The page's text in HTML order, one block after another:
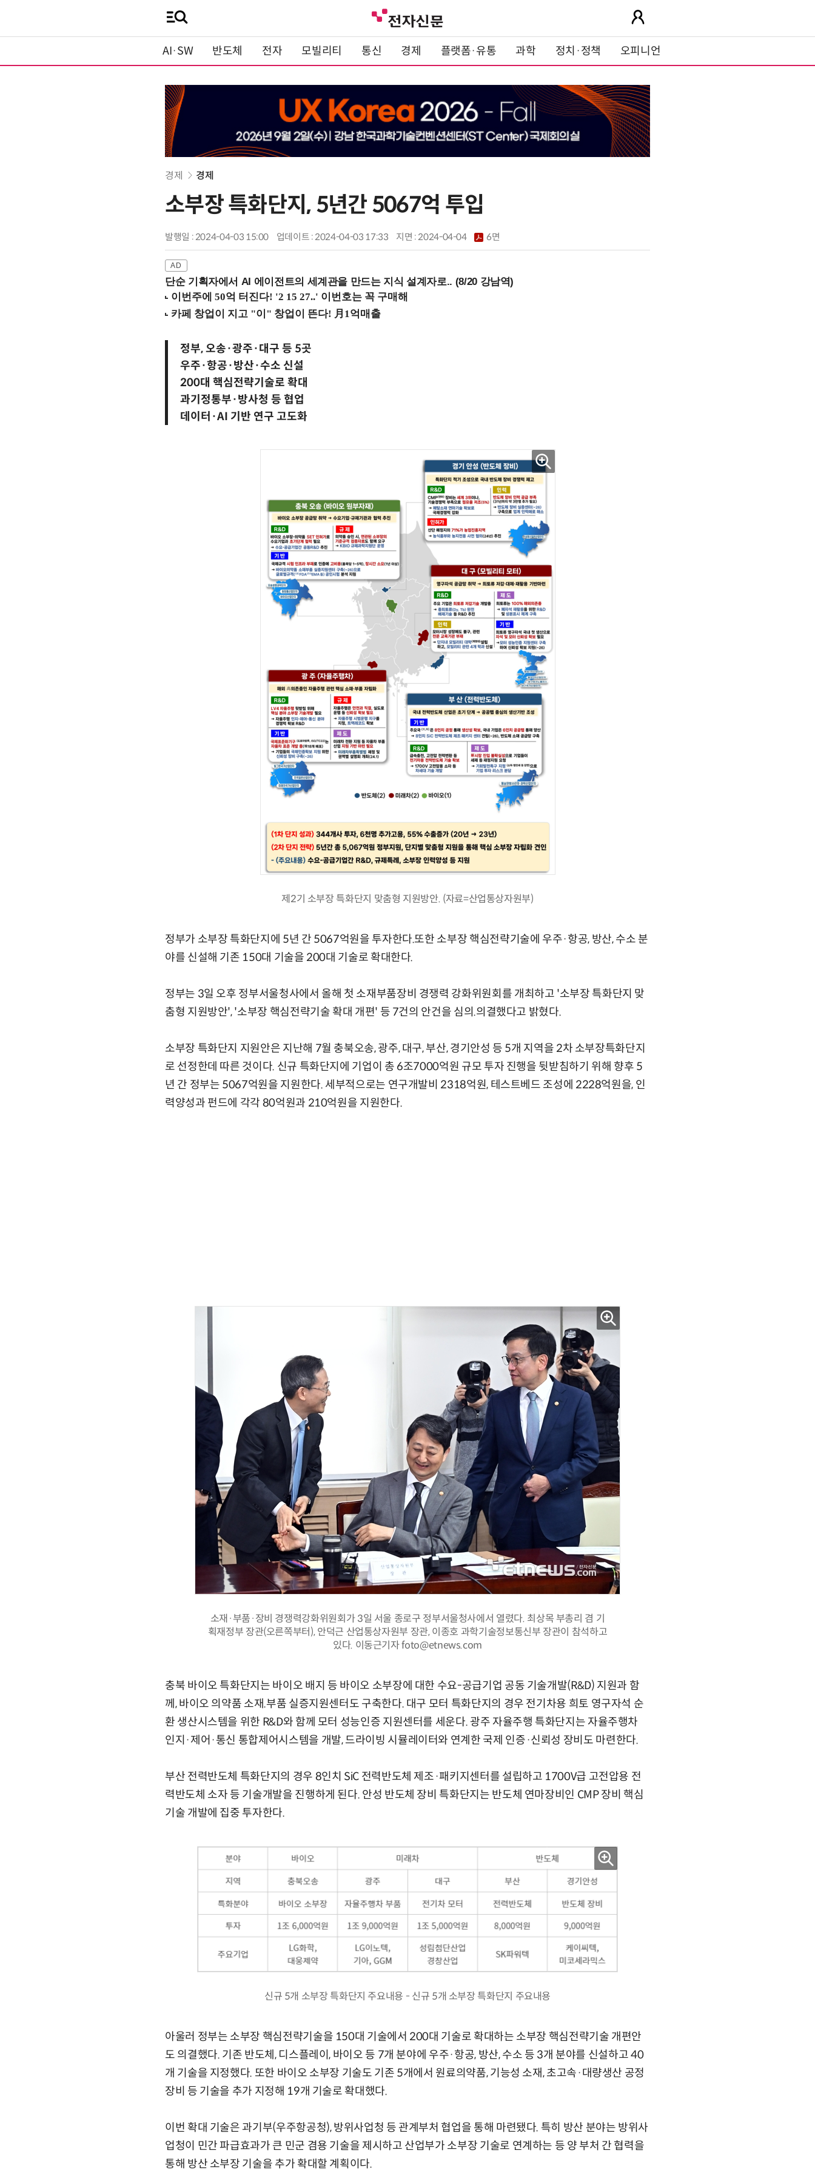
AI·SW 반도체 전자 모빌리티 통신 경제 플랫폼·유통 과학 정치·정책 오피니언
경제 경제
소부장 특화단지, 5년간 5067억 투입
발행일 : 2024-04-03 15:00 업데이트 : 2024-04-03 17:33 지면 :2024-04-04 6면
단순 기획자에서 AI 에이전트의 세계관을 만드는 지식 설계자로.. (8/20 강남역)
정부, 오송·광주·대구 등 5곳
우주·항공·방산·수소 신설
200대 핵심전략기술로 확대
과기정통부·방사청 등 협업
데이터·AI 기반 연구 고도화
제2기 소부장 특화단지 맞춤형 지원방안. (자료=산업통상자원부)
정부가 소부장 특화단지에 5년 간 5067억원을 투자한다.또한 소부장 핵심전략기술에 우주·항공, 방산, 수소 분
야를 신설해 기존 150대 기술을 200대 기술로 확대한다.
정부는 3일 오후 정부서울청사에서 올해 첫 소재부품장비 경쟁력 강화위원회를 개최하고 '소부장 특화단지 맞
춤형 지원방안', '소부장 핵심전략기술 확대 개편' 등 7건의 안건을 심의.의결했다고 밝혔다.
소부장 특화단지 지원안은 지난해 7월 충북오송, 광주, 대구, 부산, 경기안성 등 5개 지역을 2차 소부장특화단지
로 선정한데 따른 것이다. 신규 특화단지에 기업이 총 6조7000억원 규모 투자 진행을 뒷받침하기 위해 향후 5
년 간 정부는 5067억원을 지원한다. 세부적으로는 연구개발비 2318억원, 테스트베드 조성에 2228억원을, 인
력양성과 펀드에 각각 80억원과 210억원을 지원한다.
소재·부품·장비 경쟁력강화위원회가 3일 서울 종로구 정부서울청사에서 열렸다. 최상목 부총리 겸 기
획재정부 장관(오른쪽부터), 안덕근 산업통상자원부 장관, 이종호 과학기술정보통신부 장관이 참석하고
있다. 이동근기자 foto@etnews.com
충북 바이오 특화단지는 바이오 배지 등 바이오 소부장에 대한 수요-공급기업 공동 기술개발(R&D) 지원과 함
께, 바이오 의약품 소재.부품 실증지원센터도 구축한다. 대구 모터 특화단지의 경우 전기차용 희토 영구자석 순
환 생산시스템을 위한 R&D와 함께 모터 성능인증 지원센터를 세운다. 광주 자율주행 특화단지는 자율주행차
인지·제어·통신 통합제어시스템을 개발, 드라이빙 시뮬레이터와 연계한 국제 인증·신뢰성 장비도 마련한다.
부산 전력반도체 특화단지의 경우 8인치 SiC 전력반도체 제조·패키지센터를 설립하고 1700V급 고전압용 전
력반도체 소자 등 기술개발을 진행하게 된다. 안성 반도체 장비 특화단지는 반도체 연마장비인 CMP 장비 핵심
기술 개발에 집중 투자한다.
신규 5개 소부장 특화단지 주요내용 - 신규 5개 소부장 특화단지 주요내용
아울러 정부는 소부장 핵심전략기술을 150대 기술에서 200대 기술로 확대하는 소부장 핵심전략기술 개편안
도 의결했다. 기존 반도체, 디스플레이, 바이오 등 7개 분야에 우주·항공, 방산, 수소 등 3개 분야를 신설하고 40
개 기술을 지정했다. 또한 바이오 소부장 기술도 기존 5개에서 원료의약품, 기능성 소재, 초고속·대량생산 공정
장비 등 기술을 추가 지정해 19개 기술로 확대했다.
이번 확대 기술은 과기부(우주항공청), 방위사업청 등 관계부처 협업을 통해 마련됐다. 특히 방산 분야는 방위사
업청이 민간 파급효과가 큰 민군 겸용 기술을 제시하고 산업부가 소부장 기술로 연계하는 등 양 부처 간 협력을
통해 방산 소부장 기술을 추가 확대할 계획이다.